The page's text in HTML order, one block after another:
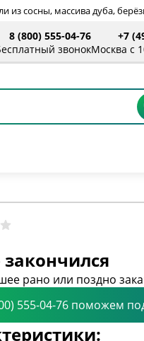
сосны, массива дуба,
8 (800) 555-04-76
звонок
+7
Москва с
закончился
рано или поздно
555-04-76 поможем